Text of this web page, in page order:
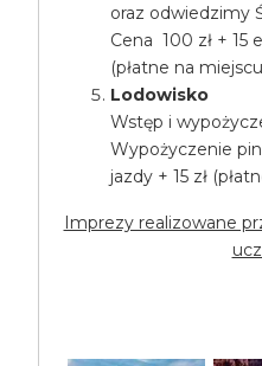
oraz odwiedzimy
Cena 100 zł + 15
(płatne na
Lodowisko
Wstęp i
Wypożyczenie
jazdy + 15 zł
Imprezy realizowane